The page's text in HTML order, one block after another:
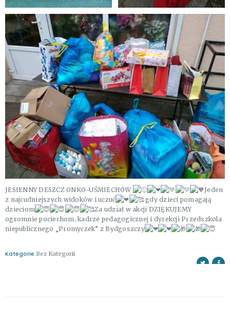
JESIENNY DESZCZ ONKO-UŚMIECHÓW
Jeden
z najcudniejszych widoków i uczuć
gdy dzieci pomagają
dzieciom
Za udział w akcji DZIĘKUJEMY
ogromnie pociechom, kadrze pedagogicznej i dyrekcji Przedszkola
niepublicznego „Promyczek” z Bydgoszczy
Kategorie:Bez Kategorii